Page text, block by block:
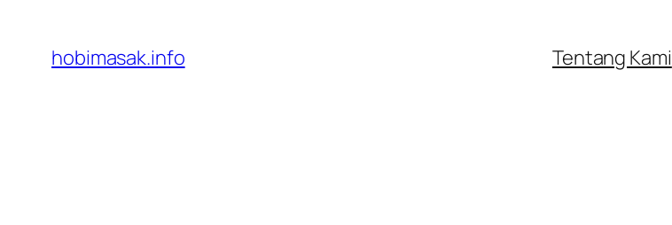
content
hobimasak.info Tentang Kami